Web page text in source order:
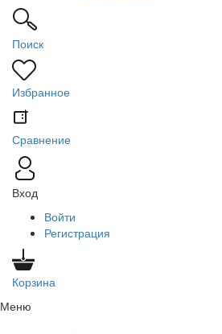
Поиск
Избранное
Сравнение
Вход
Войти
Регистрация
Корзина
Меню